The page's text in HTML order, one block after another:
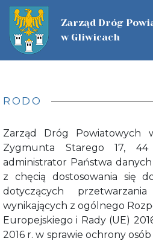
Zarząd Dróg
w Gliwicach
O FIRMIE
ZADANIA
ŚRODKÓW
WZORY
ZIMOWE
ZAMÓWIENIA PUBLICZNE
PLAN
ZAMÓWIENIA
ZAMÓWIENIA DO
SIEĆ DRÓG
SIEĆ DRÓG
MAPA DRÓG
NABÓR
NABÓR
KONTAKT
RODO
Zarząd Dróg Powiatowych
Zygmunta Starego 17,
administrator Państwa
z chęcią dostosowania się
dotyczących
wynikających z ogólnego
Europejskiego i Rady (UE)
2016 r. w sprawie ochrony